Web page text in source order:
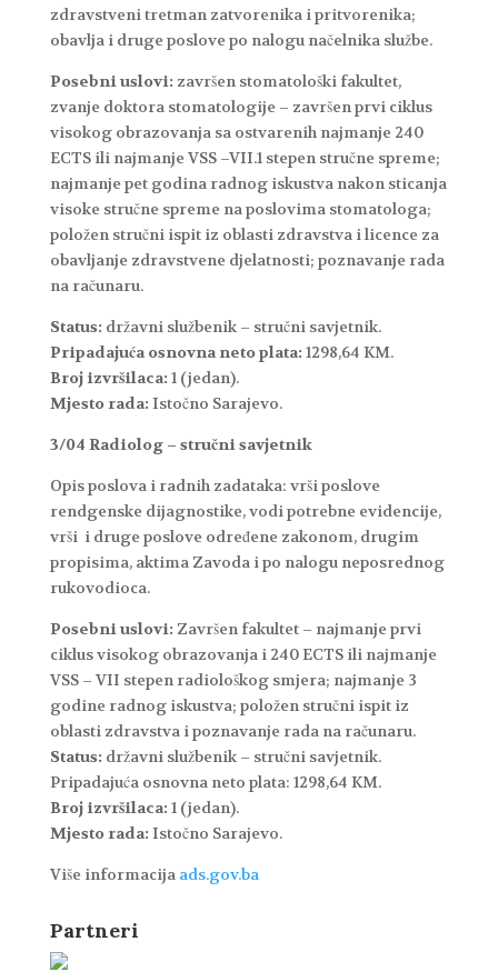
zdravstveni tretman zatvorenika i pritvorenika;
obavlja i druge poslove po nalogu načelnika službe.
Posebni uslovi: završen stomatološki fakultet,
zvanje doktora stomatologije – završen prvi ciklus
visokog obrazovanja sa ostvarenih najmanje 240
ECTS ili najmanje VSS –VII.1 stepen stručne spreme;
najmanje pet godina radnog iskustva nakon sticanja
visoke stručne spreme na poslovima stomatologa;
položen stručni ispit iz oblasti zdravstva i licence za
obavljanje zdravstvene djelatnosti; poznavanje rada
na računaru.
Status: državni službenik – stručni savjetnik.
Pripadajuća osnovna neto plata: 1298,64 KM.
Broj izvršilaca: 1 (jedan).
Mjesto rada: Istočno Sarajevo.
3/04 Radiolog – stručni savjetnik
Opis poslova i radnih zadataka: vrši poslove
rendgenske dijagnostike, vodi potrebne evidencije,
vrši i druge poslove određene zakonom, drugim
propisima, aktima Zavoda i po nalogu neposrednog
rukovodioca.
Posebni uslovi: Završen fakultet – najmanje prvi
ciklus visokog obrazovanja i 240 ECTS ili najmanje
VSS – VII stepen radiološkog smjera; najmanje 3
godine radnog iskustva; položen stručni ispit iz
oblasti zdravstva i poznavanje rada na računaru.
Status: državni službenik – stručni savjetnik.
Pripadajuća osnovna neto plata: 1298,64 KM.
Broj izvršilaca: 1 (jedan).
Mjesto rada: Istočno Sarajevo.
Više informacija ads.gov.ba
Partneri